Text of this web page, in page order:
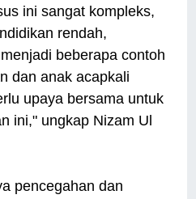
ini sangat kompleks,
rendah,
beberapa contoh
dan anak acapkali
upaya bersama untuk
ini," ungkap Nizam Ul
pencegahan dan